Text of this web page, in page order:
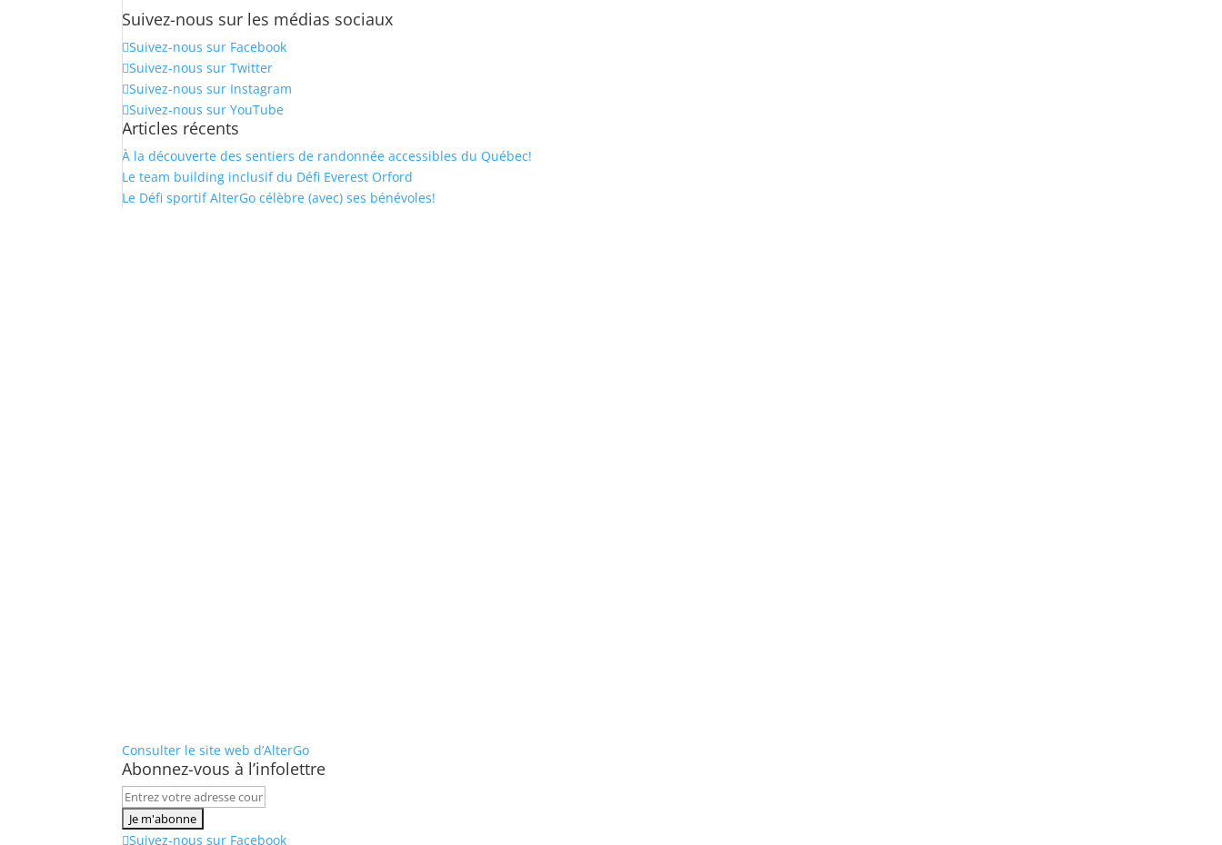
Suivez-nous sur les médias sociaux
Suivez-nous sur Facebook
Suivez-nous sur Twitter
Suivez-nous sur Instagram
Suivez-nous sur YouTube
Articles récents
À la découverte des sentiers de randonnée accessibles du Québec!
Le team building inclusif du Défi Everest Orford
Le Défi sportif AlterGo célèbre (avec) ses bénévoles!
Consulter le site web d’AlterGo
Abonnez-vous à l’infolettre
Suivez-nous sur Facebook